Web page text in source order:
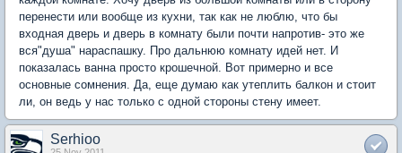
перенести или вообще из кухни, так как не люблю, что бы
входная дверь и дверь в комнату были почти напротив- это же
вся"душа" нараспашку. Про дальнюю комнату идей нет. И
показалась ванна просто крошечной. Вот примерно и все
основные сомнения. Да, еще думаю как утеплить балкон и стоит
ли, он ведь у нас только с одной стороны стену имеет.
Serhioo